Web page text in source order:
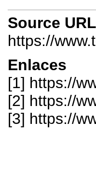
Source
https://
Enlaces
[1] https://
[2] https://
[3] https://